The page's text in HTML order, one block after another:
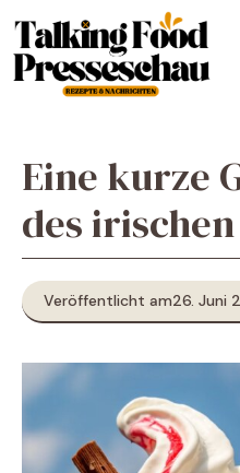
Inhalt
springen
Eine kurze
des
Veröffentlicht am26. Juni